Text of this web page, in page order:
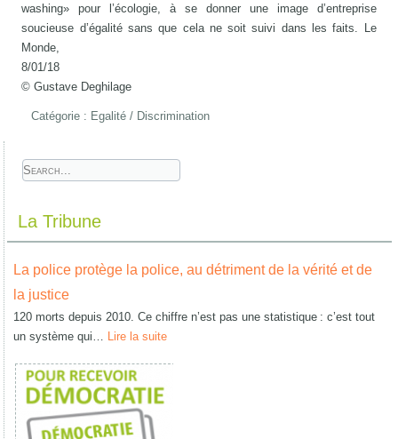
washing» pour l’écologie, à se donner une image d’entreprise
soucieuse d’égalité sans que cela ne soit suivi dans les faits. Le
Monde,
8/
© Gustave Deghilage
Catégorie : Egalité / Discrimination
La Tribune
La police protège la police, au détriment de la vérité et de
la justice
120 morts depuis 2010. Ce chiffre n’est pas une statistique : c’est tout
un système qui…
Lire la suite